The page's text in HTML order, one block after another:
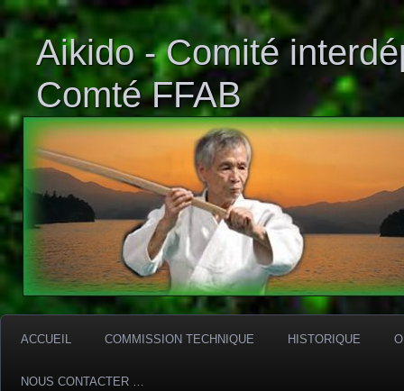
Aikido - Comité
Comté FFAB
ACCUEIL COMMISSION TECHNIQUE HISTORIQUE
NOUS CONTACTER …